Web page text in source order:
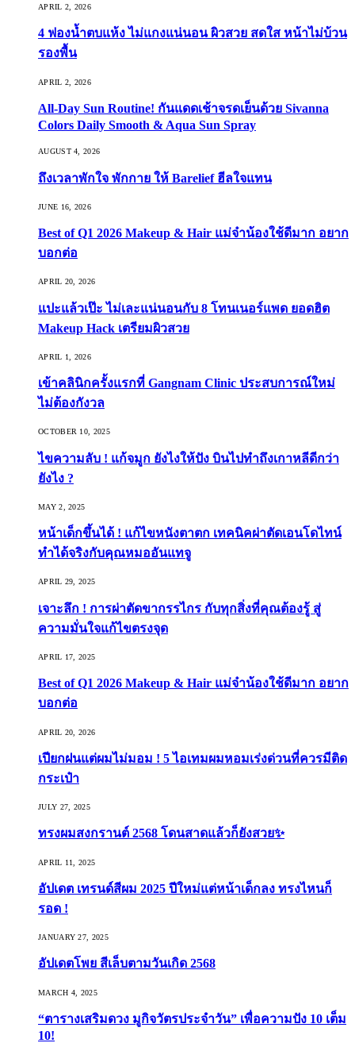
APRIL 2, 2026
4 ฟองน้ำตบแห้ง ไม่แกงแน่นอน ผิวสวย สดใส หน้าไม่บ้วน
รองพื้น
APRIL 2, 2026
All-Day Sun Routine! กันแดดเช้าจรดเย็นด้วย Sivanna
Colors Daily Smooth & Aqua Sun Spray
AUGUST 4, 2026
ถึงเวลาพักใจ พักกาย ให้ Barelief ฮีลใจแทน
JUNE 16, 2026
Best of Q1 2026 Makeup & Hair แม่จ๋าน้องใช้ดีมาก อยาก
บอกต่อ
APRIL 20, 2026
แปะแล้วเป๊ะ ไม่เละแน่นอนกับ 8 โทนเนอร์แพด ยอดฮิต
Makeup Hack เตรียมผิวสวย
APRIL 1, 2026
เข้าคลินิกครั้งแรกที่ Gangnam Clinic ประสบการณ์ใหม่
ไม่ต้องกังวล
OCTOBER 10, 2025
ไขความลับ ! แก้จมูก ยังไงให้ปัง บินไปทำถึงเกาหลีดีกว่า
ยังไง ?
MAY 2, 2025
หน้าเด็กขึ้นได้ ! แก้ไขหนังตาตก เทคนิคผ่าตัดเอนโดไทน์
ทำได้จริงกับคุณหมออันแทจู
APRIL 29, 2025
เจาะลึก ! การผ่าตัดขากรรไกร กับทุกสิ่งที่คุณต้องรู้ สู่
ความมั่นใจแก้ไขตรงจุด
APRIL 17, 2025
Best of Q1 2026 Makeup & Hair แม่จ๋าน้องใช้ดีมาก อยาก
บอกต่อ
APRIL 20, 2026
เปียกฝนแต่ผมไม่มอม ! 5 ไอเทมผมหอมเร่งด่วนที่ควรมีติด
กระเป๋า
JULY 27, 2025
ทรงผมสงกรานต์ 2568 โดนสาดแล้วก็ยังสวย✨
APRIL 11, 2025
อัปเดต เทรนด์สีผม 2025 ปีใหม่แต่หน้าเด็กลง ทรงไหนก็
รอด !
JANUARY 27, 2025
อัปเดตโพย สีเล็บตามวันเกิด 2568
MARCH 4, 2025
“ตารางเสริมดวง มูกิจวัตรประจำวัน” เพื่อความปัง 10 เต็ม
10!